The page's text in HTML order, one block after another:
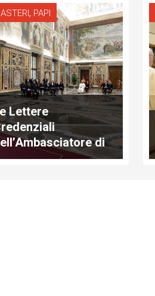
, PAPI
Lettere
di
presso la